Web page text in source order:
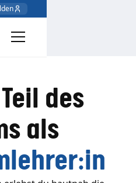
des
als